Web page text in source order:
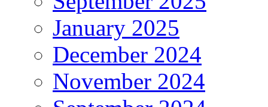
January 2025
December 2024
November 2024